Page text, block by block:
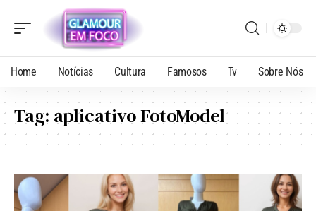
Home Notícias Cultura Famosos Tv Sobre Nós
Tag: aplicativo FotoModel